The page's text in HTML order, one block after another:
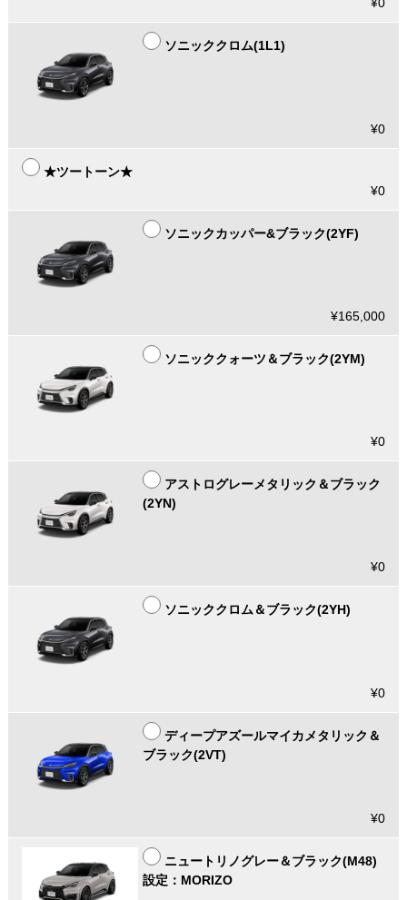
¥0
ソニッククロム(1L1)
¥0
★ツートーン★
¥0
ソニックカッパー&ブラック(2YF)
¥165,000
ソニッククォーツ＆ブラック(2YM)
¥0
アストログレーメタリック＆ブラック
(2YN)
¥0
ソニッククロム＆ブラック(2YH)
¥0
ディープアズールマイカメタリック＆
ブラック(2VT)
¥0
ニュートリノグレー＆ブラック(M48)
設定：MORIZO